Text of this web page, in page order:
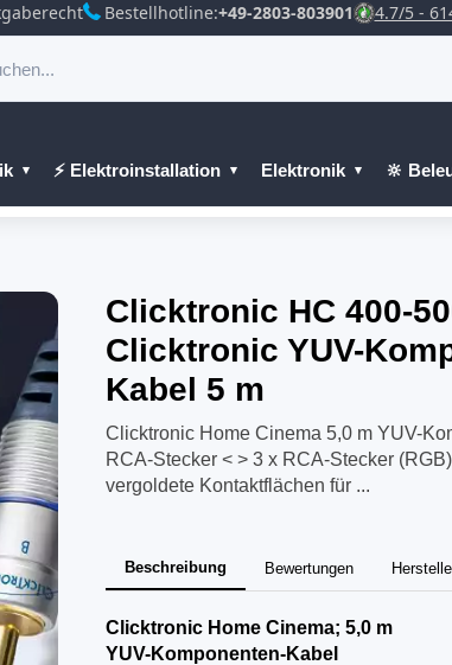
Bestellhotline:+49-2803-803901 4.7/5 -
⚡ Elektroinstallation Elektronik 🔆
Clicktronic HC 400-
Clicktronic YUV-
Kabel 5 m
Clicktronic Home Cinema 5,0 m YUV-
RCA-Stecker < > 3 x RCA-Stecker
vergoldete Kontaktflächen für ...
Beschreibung Bewertungen
Clicktronic Home Cinema; 5,0 m
YUV-Komponenten-Kabel